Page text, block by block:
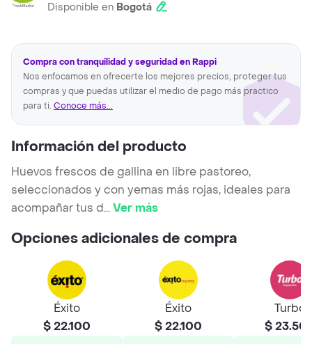
Disponible en Bogotá
Compra con tranquilidad y seguridad en Rappi
Nos enfocamos en ofrecerte los mejores precios, proteger tus
compras y que puedas utilizar el medio de pago más practico
para ti. Conoce más...
Información del producto
Huevos frescos de gallina en libre pastoreo,
seleccionados y con yemas más rojas, ideales para
acompañar tus d...Ver más
Opciones adicionales de compra
Éxito
$ 22.100
Éxito
$ 22.100
Turbo
$